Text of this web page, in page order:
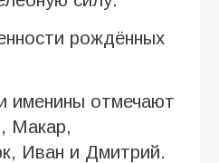
рождённых
именины отмечают
Макар,
Иван и Дмитрий.